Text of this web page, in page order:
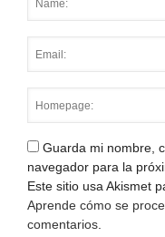
Guarda mi nombre,
navegador para la
Este sitio usa Akismet
Aprende cómo se
comentarios